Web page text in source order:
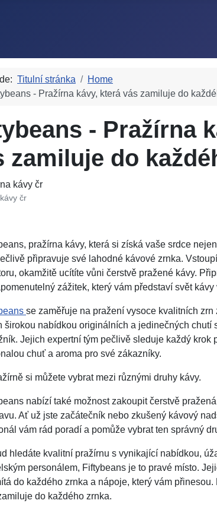
Titulní stránka
Home
- Pražírna kávy, která vás zamiluje do
- Pražírna
zamiluje do
čr
pražírna kávy, která si získá vaše srdce
připravuje své lahodné kávové zrnka.
okamžitě ucítíte vůni čerstvě pražené kávy.
zážitek, který vám představí svět
se zaměřuje na pražení vysoce kvalitních zrn
širokou nabídkou originálních a jedinečných chutí
Jejich expertní tým pečlivě sleduje každý krok
chuť a aroma pro své zákazníky.
si můžete vybrat mezi různými druhy kávy.
nabízí také možnost zakoupit čerstvě
Ať už jste začátečník nebo zkušený kávový
vám rád poradí a pomůže vybrat ten správný
hledáte kvalitní pražírnu s vynikající nabídkou,
personálem, Fiftybeans je to pravé místo.
do každého zrnka a nápoje, který vám
do každého zrnka.